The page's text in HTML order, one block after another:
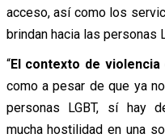
acceso, así como los
brindan hacia las personas
“El contexto de
como a pesar de que ya
personas LGBT, sí hay
mucha hostilidad en una